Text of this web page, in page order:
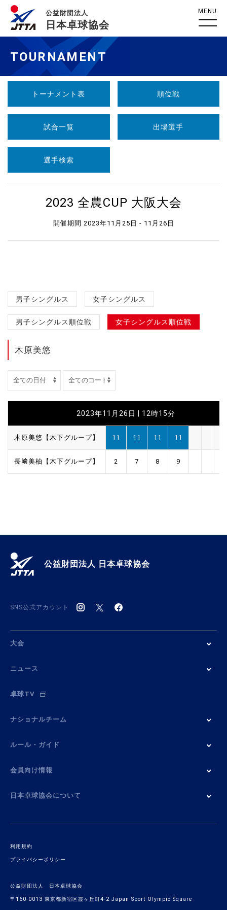
公益財団法人
日本卓球協会
MENU
TOURNAMENT
トーナメント表 順位戦
試合一覧 出場選手
選手検索
2023 全農CUP 大阪大会
開催期間 2023年11月25日 - 11月26日
男子シングルス 女子シングルス
男子シングルス順位戦 女子シングルス順位戦
木原美悠
2023年11月26日 | 12時15分
木原美悠【木下グループ】 11 11 11 11
長﨑美柚【木下グループ】 2 7 8 9
公益財団法人 日本卓球協会
SNS公式アカウント
大会
ニュース
卓球TV
ナショナルチーム
ルール・ガイド
会員向け情報
日本卓球協会について
利用規約
プライバシーポリシー
公益財団法人 日本卓球協会
〒160-0013 東京都新宿区霞ヶ丘町4-2 Japan Sport Olympic Square